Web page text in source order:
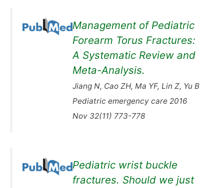
Management of Pediatric
Forearm Torus Fractures:
A Systematic Review and
Meta-Analysis.
Jiang N, Cao ZH, Ma YF, Lin Z, Yu B
Pediatric emergency care 2016
Nov 32(11) 773-778
Pediatric wrist buckle
fractures. Should we just